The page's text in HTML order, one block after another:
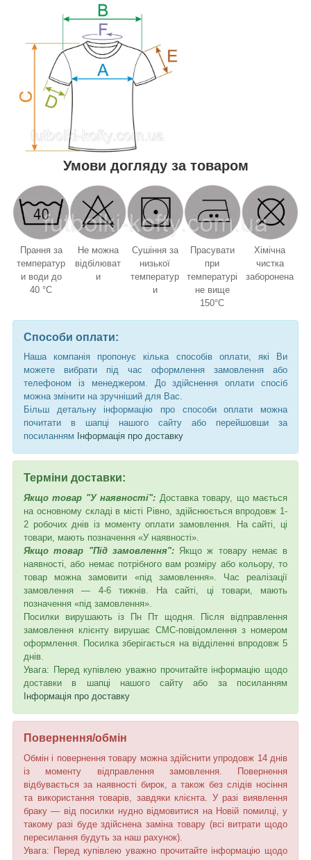
Умови догляду за товаром
Прання за
температур
и води до
40 °C
Не можна
відбілюват
и
Сушіння за
низької
температур
и
Прасувати
при
температурі
не вище
150°C
Хімічна
чистка
заборонена
Способи оплати:
Наша компанія пропонує кілька способів оплати, які Ви
можете вибрати під час оформлення замовлення або
телефоном із менеджером. До здійснення оплати спосіб
можна змінити на зручніший для Вас.
Більш детальну інформацію про способи оплати можна
почитати в шапці нашого сайту або перейшовши за
посиланням
Інформація про доставку
Терміни доставки:
Якщо товар "У наявності": Доставка товару, що мається
на основному складі в місті Рівно, здійснюється впродовж 1-
2 робочих днів із моменту оплати замовлення. На сайті, ці
товари, мають позначення «У наявності».
Якщо товар "Під замовлення":Якщо ж товару немає в
наявності, або немає потрібного вам розміру або кольору, то
товар можна замовити «під замовлення». Час реалізації
замовлення — 4-6 тижнів. На сайті, ці товари, мають
позначення «під замовлення».
Посилки вирушають із Пн Пт щодня. Після відправлення
замовлення клієнту вирушає СМС-повідомлення з номером
оформлення. Посилка зберігається на відділенні впродовж 5
днів.
Увага: Перед купівлею уважно прочитайте інформацію щодо
доставки в шапці нашого сайту або за посиланням
Інформація про доставку
Повернення/обмін
Обмін і повернення товару можна здійснити упродовж 14 днів
із моменту відправлення замовлення. Повернення
відбувається за наявності бирок, а також без слідів носіння
та використання товарів, завдяки клієнта. У разі виявлення
браку — від посилки нудно відмовитися на Новій помилці, у
такому разі буде здійснена заміна товару (всі витрати щодо
пересилання будуть за наш рахунок).
Увага: Перед купівлею уважно прочитайте інформацію щодо